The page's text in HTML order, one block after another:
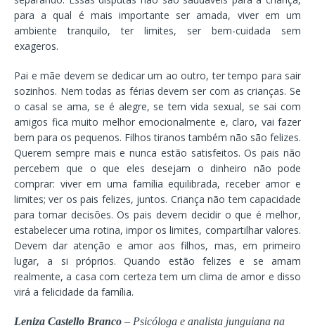
para a qual é mais importante ser amada, viver em um
ambiente tranquilo, ter limites, ser bem-cuidada sem
exageros.
Pai e mãe devem se dedicar um ao outro, ter tempo para sair
sozinhos. Nem todas as férias devem ser com as crianças. Se
o casal se ama, se é alegre, se tem vida sexual, se sai com
amigos fica muito melhor emocionalmente e, claro, vai fazer
bem para os pequenos. Filhos tiranos também não são felizes.
Querem sempre mais e nunca estão satisfeitos. Os pais não
percebem que o que eles desejam o dinheiro não pode
comprar: viver em uma família equilibrada, receber amor e
limites; ver os pais felizes, juntos. Criança não tem capacidade
para tomar decisões. Os pais devem decidir o que é melhor,
estabelecer uma rotina, impor os limites, compartilhar valores.
Devem dar atenção e amor aos filhos, mas, em primeiro
lugar, a si próprios. Quando estão felizes e se amam
realmente, a casa com certeza tem um clima de amor e disso
virá a felicidade da família.
Leniza Castello Branco – Psicóloga e analista junguiana na